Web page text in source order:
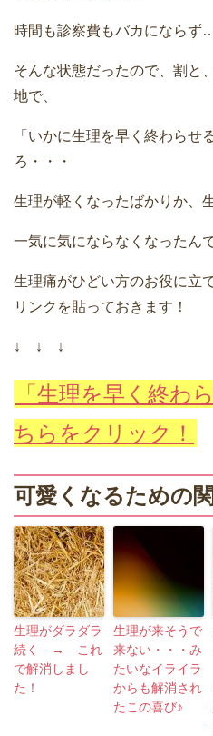
時間も診察費もバカにならず…
そんな状態だったので、割と
地で、
「いかに生理を早く終わらせ
ろ・・・
生理が軽くなったばかりか、
一気に気にならなくなったん
生理痛がひどい方のお役に立
リンクを貼っておきます！
↓ ↓ ↓
「生理を早く終わ
ちらをクリック！
可愛くなるための
生理がダラダラ
続く → これ
で解消しまし
た！
生理が来そうで
来ない・・・み
たいなイライラ
からも解消され
たこの喜び♪